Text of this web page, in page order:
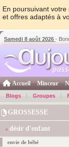
En poursuivant
et offres adaptés à
Samedi 8 août 2026 -
Accueil Minceur
Blogs Groupes
GROSSESSE
désir d'enfant
envie de bébé